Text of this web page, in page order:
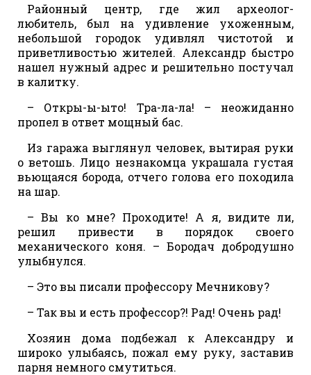
Районный центр, где жил археолог-
любитель, был на удивление ухоженным,
небольшой городок удивлял чистотой и
приветливостью жителей. Александр быстро
нашел нужный адрес и решительно постучал
в калитку.
– Откры-ы-ыто! Тра-ла-ла! – неожиданно
пропел в ответ мощный бас.
Из гаража выглянул человек, вытирая руки
о ветошь. Лицо незнакомца украшала густая
вьющаяся борода, отчего голова его походила
на шар.
– Вы ко мне? Проходите! А я, видите ли,
решил привести в порядок своего
механического коня. – Бородач добродушно
улыбнулся.
– Это вы писали профессору Мечникову?
– Так вы и есть профессор?! Рад! Очень рад!
Хозяин дома подбежал к Александру и
широко улыбаясь, пожал ему руку, заставив
парня немного смутиться.